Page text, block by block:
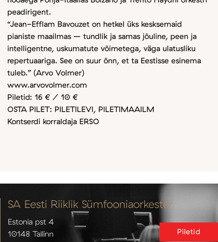
peadirigent.
“Jean-Efflam Bavouzet on hetkel üks kesksemaid
pianiste maailmas – tundlik ja samas jõuline, peen ja
intelligentne, uskumatute võimetega, väga ulatusliku
repertuaariga. See on suur õnn, et ta Eestisse esinema
tuleb.” (Arvo Volmer)
www.arvovolmer.com
Piletid: 16 € / 10 €
OSTA PILET: PILETILEVI, PILETIMAAILM
Kontserdi korraldaja ERSO
SA Eesti Riiklik Sümfooniaorkester
Estonia pst 4
10148 Tallinn
Piletid